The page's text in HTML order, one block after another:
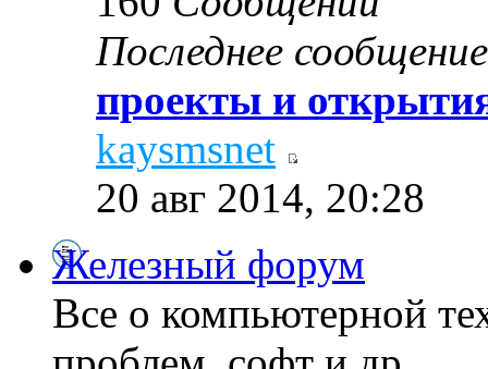
Последнее сообщение
проекты и
kaysmsnet
20 авг 2014, 20:28
Железный форум
Все о компьютерной